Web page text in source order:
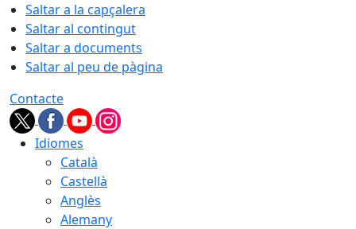
Saltar a la capçalera
Saltar al contingut
Saltar a documents
Saltar al peu de pàgina
Contacte
Idiomes
Català
Castellà
Anglès
Alemany